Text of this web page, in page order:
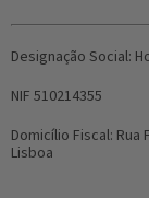
Designação Social:
NIF 510214355
Domicílio Fiscal: Rua
Lisboa